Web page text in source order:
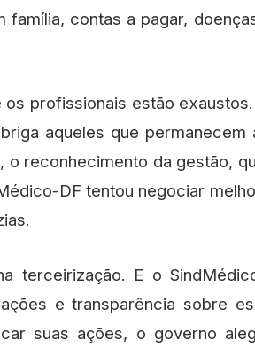
família, contas a pagar,
os profissionais estão
aqueles que
o reconhecimento da gestão,
DF tentou negociar
terceirização. E o
e transparência sobre
suas ações, o governo